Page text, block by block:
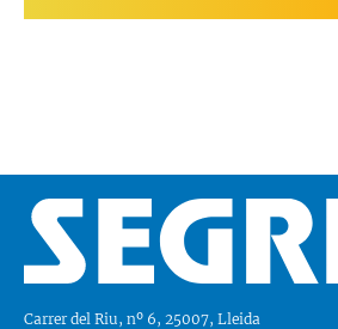
Carrer del Riu, nº 6, 25007, Lleida